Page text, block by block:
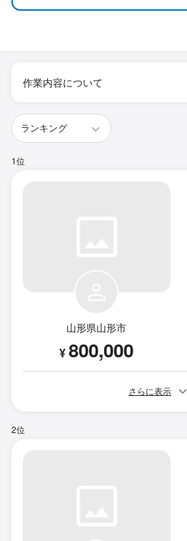
作業内容について
1位
山形県山形市
¥800,000
さらに表示
2位